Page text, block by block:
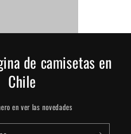
de camisetas en
Chile
en ver las novedades